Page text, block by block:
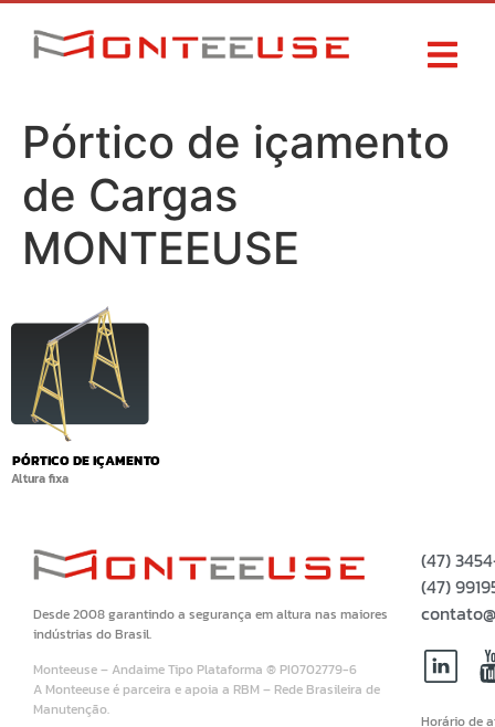
Pórtico de içamento
de Cargas
MONTEEUSE
Desde 2008 garantindo a segurança em altura nas maiores
indústrias do Brasil.
Monteeuse – Andaime Tipo Plataforma ® PI0702779-6
A Monteeuse é parceira e apoia a RBM – Rede Brasileira de
Manutenção.
(47)
(47)
Horário de